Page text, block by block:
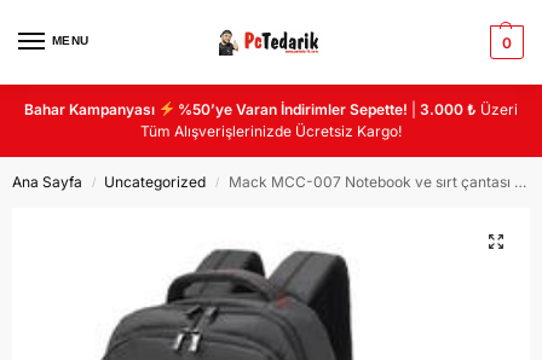
MENU 0
Bahar Kampanyası %50’ye Varan İndirimler Sepette! |3.000 ₺ Üzeri
Tüm Alışverişlerinizde Ücretsiz Kargo!
Ana Sayfa / Uncategorized / Mack MCC-007 Notebook ve sırt çantası geniş 3 bölmeli USB çıkışlı